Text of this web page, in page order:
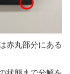
赤丸部分にある